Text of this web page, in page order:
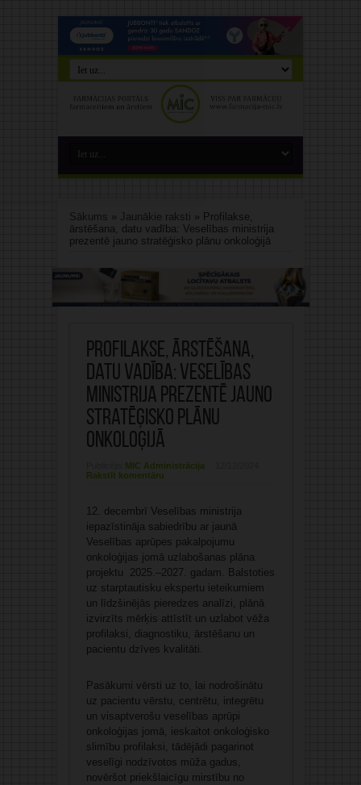
Sākums » Jaunākie raksti » Profilakse,
ārstēšana, datu vadība: Veselības ministrija
prezentē jauno stratēģisko plānu onkoloģijā
Profilakse, ārstēšana,
datu vadība: Veselības
ministrija prezentē jauno
stratēģisko plānu
onkoloģijā
MIC Administrācija
Rakstīt komentāru
12. decembrī Veselības ministrija
iepazīstināja sabiedrību ar jaunā
Veselības aprūpes pakalpojumu
onkoloģijas jomā uzlabošanas plāna
projektu 2025.–2027. gadam. Balstoties
uz starptautisku ekspertu ieteikumiem
un līdzšinējās pieredzes analīzi, plānā
izvirzīts mērķis attīstīt un uzlabot vēža
profilaksi, diagnostiku, ārstēšanu un
pacientu dzīves kvalitāti.
Pasākumi vērsti uz to, lai nodrošinātu
uz pacientu vērstu, centrētu, integrētu
un visaptverošu veselības aprūpi
onkoloģijas jomā, ieskaitot onkoloģisko
slimību profilaksi, tādējādi pagarinot
veselīgi nodzīvotos mūža gadus,
novēršot priekšlaicīgu mirstību no